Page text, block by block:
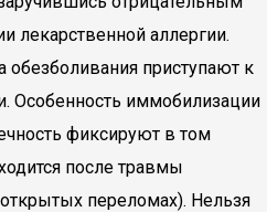
лекарственной аллергии.
приступают к
Особенность иммобилизации
фиксируют в том
после травмы
переломах). Нельзя